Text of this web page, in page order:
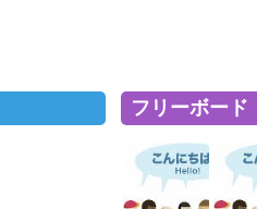
フリーボード